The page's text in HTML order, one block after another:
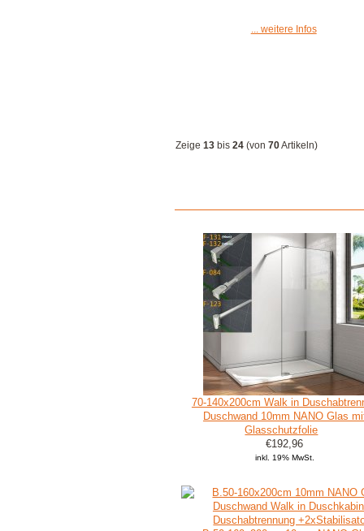
... weitere Infos
Zeige13 bis24 (von70Artikeln)
70-140x200cm Walk in
Duschwand 10mm NANO Glas
Glasschutzfolie
€192,96
inkl. 19% MwSt.